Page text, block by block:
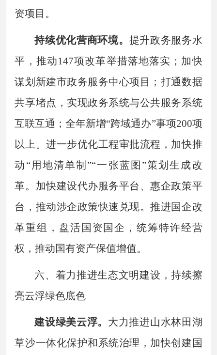
资项目。
持续优化营商环境。 提升政务服务水
平， 推动147项改革举措落地落实； 加快
谋划新建市政务服务中心项目； 打通数据
共享堵点，实现政务系统与公共服务系统
互联互通；全年新增“跨域通办”事项200项
以上。进一步优化工程审批流程，加快推
动 “用地清单制 ”“一张蓝图 ”策划生成改
革。加快建设代办服务平台、惠企政策平
台，推动涉企政策快速兑现。推进国企改
革重组，盘活国资国企，统筹特许经营
权，推动国有资产保值增值。
六、着力推进生态文明建设，持续擦
亮云浮绿色底色
建设绿美云浮。 大力推进山水林田湖
草沙一体化保护和系统治理，加快创建国